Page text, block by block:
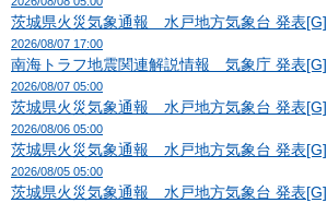
茨城県火災気象通報 水戸地方気象台 発表[G]
2026/08/07 17:00
南海トラフ地震関連解説情報 気象庁 発表[G]
2026/08/07 05:00
茨城県火災気象通報 水戸地方気象台 発表[G]
2026/08/06 05:00
茨城県火災気象通報 水戸地方気象台 発表[G]
2026/08/05 05:00
茨城県火災気象通報 水戸地方気象台 発表[G]